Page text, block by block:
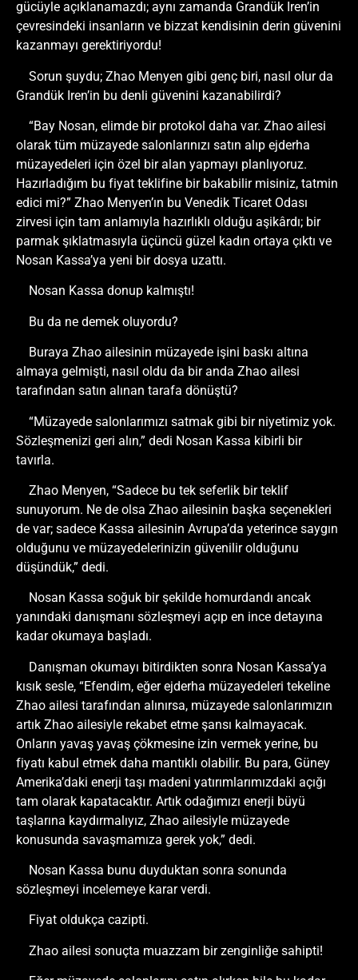
gücüyle açıklanamazdı; aynı zamanda Grandük Iren’in
çevresindeki insanların ve bizzat kendisinin derin güvenini
kazanmayı gerektiriyordu!
Sorun şuydu; Zhao Menyen gibi genç biri, nasıl olur da
Grandük Iren’in bu denli güvenini kazanabilirdi?
“Bay Nosan, elimde bir protokol daha var. Zhao ailesi
olarak tüm müzayede salonlarınızı satın alıp ejderha
müzayedeleri için özel bir alan yapmayı planlıyoruz.
Hazırladığım bu fiyat teklifine bir bakabilir misiniz, tatmin
edici mi?” Zhao Menyen’ın bu Venedik Ticaret Odası
zirvesi için tam anlamıyla hazırlıklı olduğu aşikârdı; bir
parmak şıklatmasıyla üçüncü güzel kadın ortaya çıktı ve
Nosan Kassa’ya yeni bir dosya uzattı.
Nosan Kassa donup kalmıştı!
Bu da ne demek oluyordu?
Buraya Zhao ailesinin müzayede işini baskı altına
almaya gelmişti, nasıl oldu da bir anda Zhao ailesi
tarafından satın alınan tarafa dönüştü?
“Müzayede salonlarımızı satmak gibi bir niyetimiz yok.
Sözleşmenizi geri alın,” dedi Nosan Kassa kibirli bir
tavırla.
Zhao Menyen, “Sadece bu tek seferlik bir teklif
sunuyorum. Ne de olsa Zhao ailesinin başka seçenekleri
de var; sadece Kassa ailesinin Avrupa’da yeterince saygın
olduğunu ve müzayedelerinizin güvenilir olduğunu
düşündük,” dedi.
Nosan Kassa soğuk bir şekilde homurdandı ancak
yanındaki danışmanı sözleşmeyi açıp en ince detayına
kadar okumaya başladı.
Danışman okumayı bitirdikten sonra Nosan Kassa’ya
kısık sesle, “Efendim, eğer ejderha müzayedeleri tekeline
Zhao ailesi tarafından alınırsa, müzayede salonlarımızın
artık Zhao ailesiyle rekabet etme şansı kalmayacak.
Onların yavaş yavaş çökmesine izin vermek yerine, bu
fiyatı kabul etmek daha mantıklı olabilir. Bu para, Güney
Amerika’daki enerji taşı madeni yatırımlarımızdaki açığı
tam olarak kapatacaktır. Artık odağımızı enerji büyü
taşlarına kaydırmalıyız, Zhao ailesiyle müzayede
konusunda savaşmamıza gerek yok,” dedi.
Nosan Kassa bunu duyduktan sonra sonunda
sözleşmeyi incelemeye karar verdi.
Fiyat oldukça cazipti.
Zhao ailesi sonuçta muazzam bir zenginliğe sahipti!